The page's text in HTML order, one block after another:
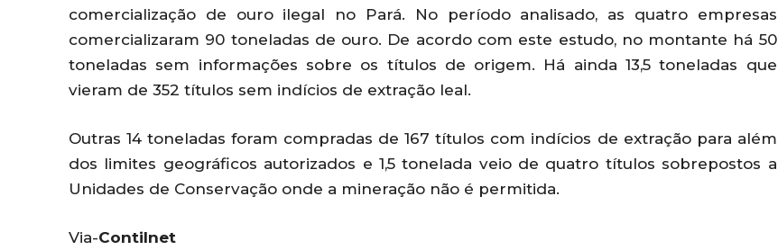
comercialização de ouro ilegal no Pará. No período analisado, as quatro empresas
comercializaram 90 toneladas de ouro. De acordo com este estudo, no montante há 50
toneladas sem informações sobre os títulos de origem. Há ainda 13,5 toneladas que
vieram de 352 títulos sem indícios de extração leal.
Outras 14 toneladas foram compradas de 167 títulos com indícios de extração para além
dos limites geográficos autorizados e 1,5 tonelada veio de quatro títulos sobrepostos a
Unidades de Conservação onde a mineração não é permitida.
Via-Contilnet